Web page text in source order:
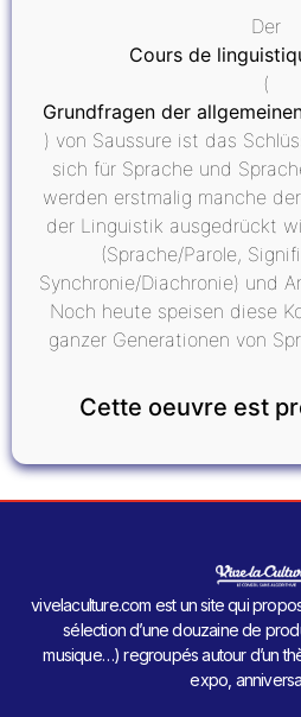
Der
Cours de
(
Grundfragen der
) von Saussure ist das
sich für Sprache und
werden erstmalig manche
der Linguistik ausgedrückt
(Sprache/Parole,
Synchronie/Diachronie) und
Noch heute speisen diese
ganzer Generationen von
Cette oeuvre est
vivelaculture.com est un site qui
sélection d’une douzaine de
musique…) regroupés autour d’un
expo,